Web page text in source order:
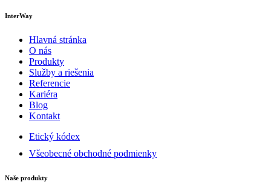
InterWay
Hlavná stránka
O nás
Produkty
Služby a riešenia
Referencie
Kariéra
Blog
Kontakt
Etický kódex
Všeobecné obchodné podmienky
Naše produkty